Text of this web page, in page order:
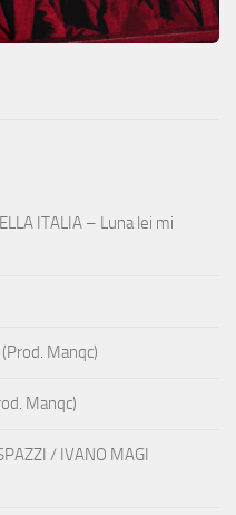
ITALIA – Luna lei mi
Manqc)
Manqc)
/ IVANO MAGI